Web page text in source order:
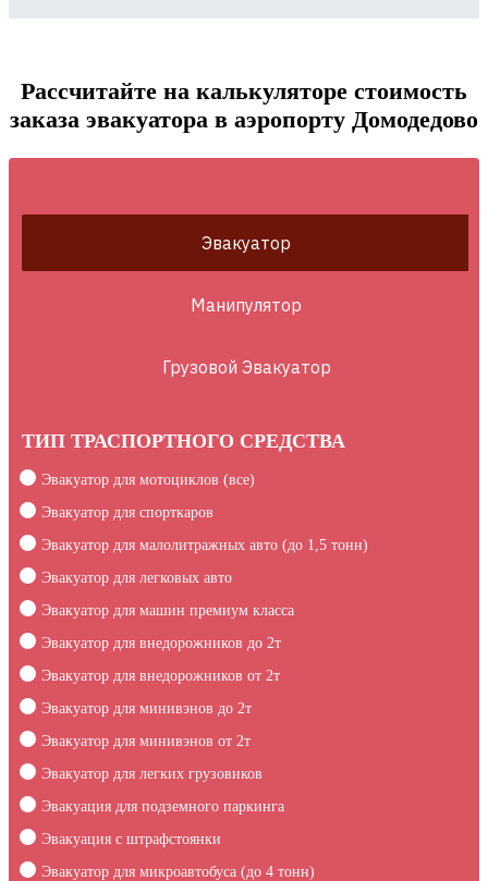
Рассчитайте на калькуляторе стоимость
заказа эвакуатора в аэропорту Домодедово
Эвакуатор
Манипулятор
Грузовой Эвакуатор
ТИП ТРАСПОРТНОГО СРЕДСТВА
Эвакуатор для мотоциклов (все)
Эвакуатор для спорткаров
Эвакуатор для малолитражных авто (до 1,5 тонн)
Эвакуатор для легковых авто
Эвакуатор для машин премиум класса
Эвакуатор для внедорожников до 2т
Эвакуатор для внедорожников от 2т
Эвакуатор для минивэнов до 2т
Эвакуатор для минивэнов от 2т
Эвакуатор для легких грузовиков
Эвакуация для подземного паркинга
Эвакуация c штрафстоянки
Эвакуатор для микроавтобуса (до 4 тонн)